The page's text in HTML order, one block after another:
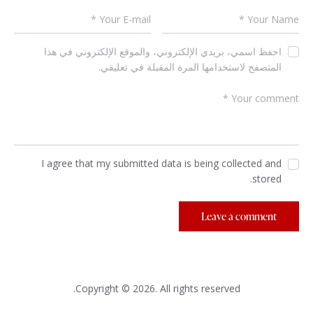
احفظ اسمي، بريدي الإلكتروني، والموقع الإلكتروني في هذا
المتصفح لاستخدامها المرة المقبلة في تعليقي.
I agree that my submitted data is being collected and
stored.
Copyright © 2026. All rights reserved.